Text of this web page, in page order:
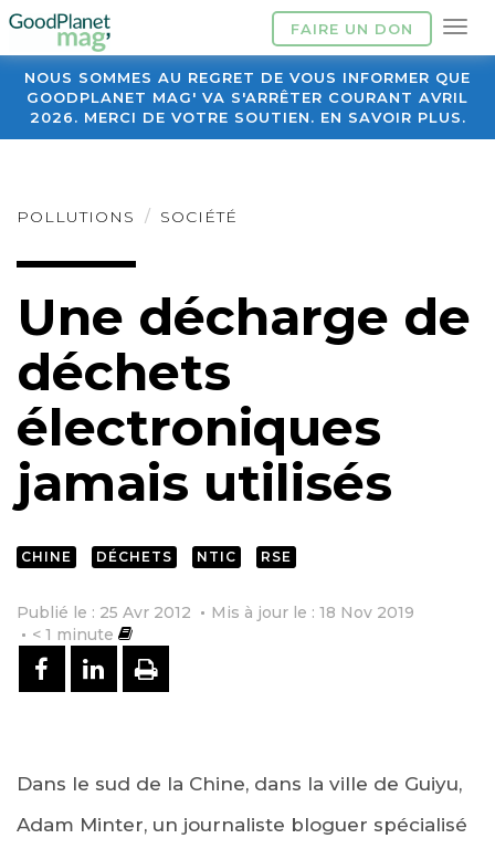
FAIRE UN DON
NOUS SOMMES AU REGRET DE VOUS INFORMER QUE
GOODPLANET MAG' VA S'ARRÊTER COURANT AVRIL
2026. MERCI DE VOTRE SOUTIEN. EN SAVOIR PLUS.
POLLUTIONS SOCIÉTÉ
Une décharge de
déchets
électroniques
jamais utilisés
CHINE DÉCHETS NTIC RSE
Publié le : 25 Avr 2012
Mis à jour le : 18 Nov 2019
< 1 minute
PARTAGER SUR FACEBOOK
PARTAGER SUR LINKEDIN
IMPRIMER
Dans le sud de la Chine, dans la ville de Guiyu,
Adam Minter, un journaliste bloguer spécialisé